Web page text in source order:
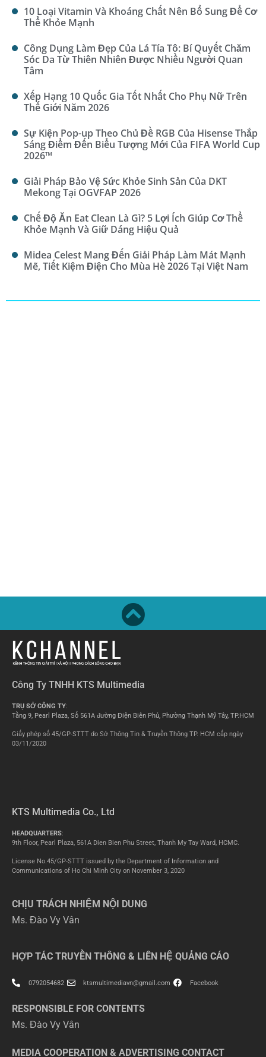
10 Loại Vitamin Và Khoáng Chất Nên Bổ Sung Để Cơ
Thể Khỏe Mạnh
Công Dụng Làm Đẹp Của Lá Tía Tô: Bí Quyết Chăm
Sóc Da Từ Thiên Nhiên Được Nhiều Người Quan
Tâm
Xếp Hạng 10 Quốc Gia Tốt Nhất Cho Phụ Nữ Trên
Thế Giới Năm 2026
Sự Kiện Pop-up Theo Chủ Đề RGB Của Hisense Thắp
Sáng Điểm Đến Biểu Tượng Mới Của FIFA World Cup
2026™
Giải Pháp Bảo Vệ Sức Khỏe Sinh Sản Của DKT
Mekong Tại OGVFAP 2026
Chế Độ Ăn Eat Clean Là Gì? 5 Lợi Ích Giúp Cơ Thể
Khỏe Mạnh Và Giữ Dáng Hiệu Quả
Midea Celest Mang Đến Giải Pháp Làm Mát Mạnh
Mẽ, Tiết Kiệm Điện Cho Mùa Hè 2026 Tại Việt Nam
Công Ty TNHH KTS Multimedia
TRỤ SỞ CÔNG TY:
Tầng 9, Pearl Plaza, Số 561A đường Điện Biên Phủ, Phường Thạnh Mỹ Tây, TP.HCM
Giấy phép số 45/GP-STTT do Sở Thông Tin & Truyền Thông TP. HCM cấp ngày
03/11/2020
KTS Multimedia Co., Ltd
HEADQUARTERS:
9th Floor, Pearl Plaza, 561A Dien Bien Phu Street, Thanh My Tay Ward, HCMC.
License No.45/GP-STTT issued by the Department of Information and
Communications of Ho Chi Minh City on November 3, 2020
CHỊU TRÁCH NHIỆM NỘI DUNG
Ms. Đào Vy Vân
HỢP TÁC TRUYỀN THÔNG & LIÊN HỆ QUẢNG CÁO
0792054682 ktsmultimediavn@gmail.com Facebook
RESPONSIBLE FOR CONTENTS
Ms. Đào Vy Vân
MEDIA COOPERATION & ADVERTISING CONTACT